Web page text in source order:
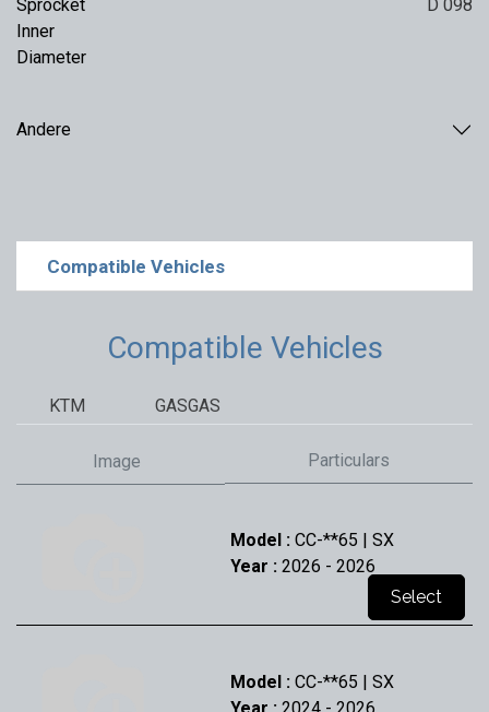
Sprocket
Inner
Diameter
D 098
Andere
Compatible Vehicles
Compatible Vehicles
KTM GASGAS
Image Particulars
Model : CC-**65 | SX
Year : 2026 - 2026
Select
Model : CC-**65 | SX